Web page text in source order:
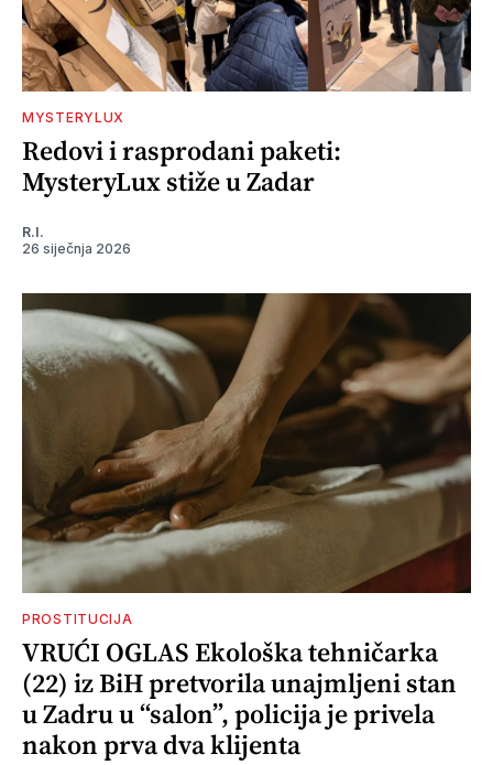
MYSTERYLUX
Redovi i rasprodani paketi:
MysteryLux stiže u Zadar
R.I.
26 siječnja 2026
PROSTITUCIJA
VRUĆI OGLAS Ekološka tehničarka
(22) iz BiH pretvorila unajmljeni stan
u Zadru u “salon”, policija je privela
nakon prva dva klijenta